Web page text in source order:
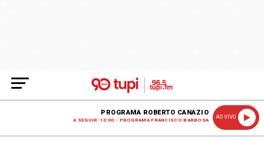
PROGRAMA ROBERTO CANAZIO
A SEGUIR: 10:00 - PROGRAMA FRANCISCO BARBOSA
AO VIVO